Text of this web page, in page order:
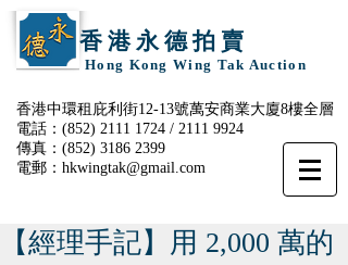
香 港 永 德 拍 賣
Hong Kong Wing Tak Auction
香港中環租庇利街12-13號萬安商業大廈8樓全層
電話：(852) 2111 1724 / 2111 9924
傳真：(852) 3186 2399
電郵： hkwingtak@gmail.com
【經理手記】用 2,000 萬的